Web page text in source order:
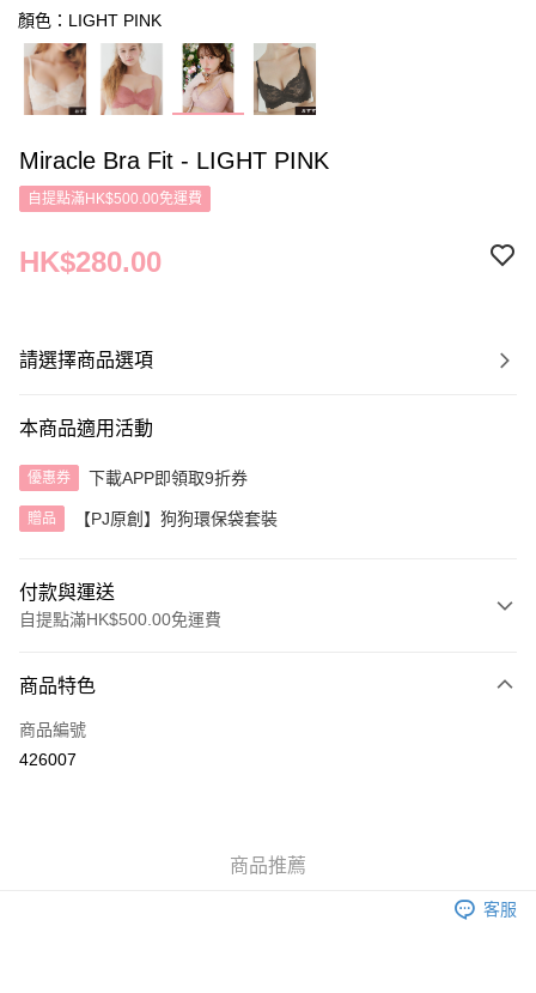
顏色：LIGHT PINK
Miracle Bra Fit - LIGHT PINK
自提點滿HK$500.00免運費
HK$280.00
請選擇商品選項
本商品適用活動
優惠券 下載APP即領取9折券
贈品 【PJ原創】狗狗環保袋套裝
付款與運送
自提點滿HK$500.00免運費
信用卡
AlipayHK
每筆HK$40.00，滿HK$500.00或以上免運費
商品特色
商品編號
426007
商品推薦
客服